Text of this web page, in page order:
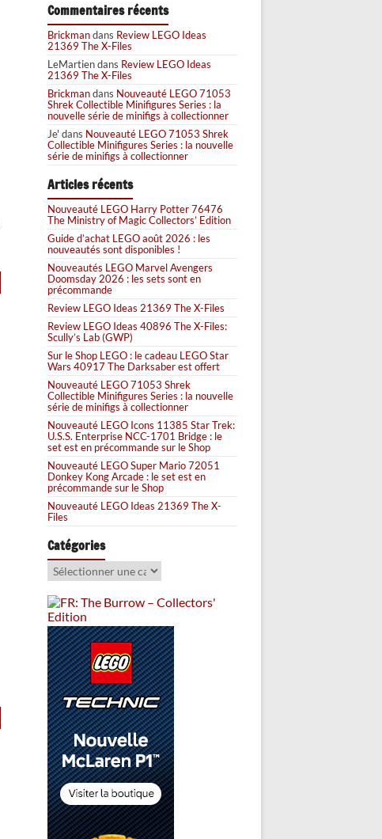
Commentaires récents
Brickmandans Review LEGO Ideas
21369 The X-Files
LeMartiendans Review LEGO Ideas
21369 The X-Files
Brickmandans Nouveauté LEGO 71053
Shrek Collectible Minifigures Series : la
nouvelle série de minifigs à collectionner
Je' dans Nouveauté LEGO 71053 Shrek
Collectible Minifigures Series : la nouvelle
série de minifigs à collectionner
Articles récents
Nouveauté LEGO Harry Potter 76476
The Ministry of Magic Collectors’ Edition
Guide d’achat LEGO août 2026 : les
nouveautés sont disponibles !
Nouveautés LEGO Marvel Avengers
Doomsday 2026 : les sets sont en
précommande
Review LEGO Ideas 21369 The X-Files
Review LEGO Ideas 40896 The X-Files:
Scully’s Lab (GWP)
Sur le Shop LEGO : le cadeau LEGO Star
Wars 40917 The Darksaber est offert
Nouveauté LEGO 71053 Shrek
Collectible Minifigures Series : la nouvelle
série de minifigs à collectionner
Nouveauté LEGO Icons 11385 Star Trek:
U.S.S. Enterprise NCC-1701 Bridge : le
set est en précommande sur le Shop
Nouveauté LEGO Super Mario 72051
Donkey Kong Arcade : le set est en
précommande sur le Shop
Nouveauté LEGO Ideas 21369 The X-
Files
Catégories
Catégories